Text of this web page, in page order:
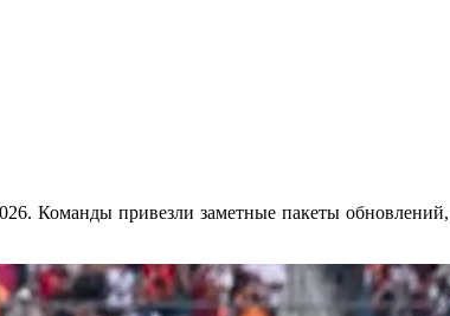
Команды привезли заметные пакеты обновлений,